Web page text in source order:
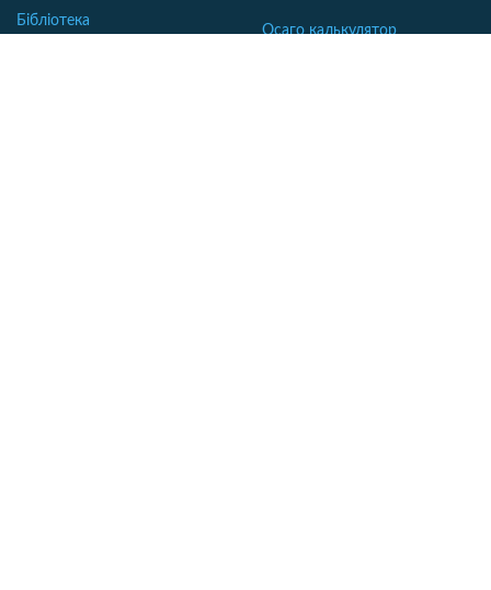
Бібліотека
Осаго калькулятор